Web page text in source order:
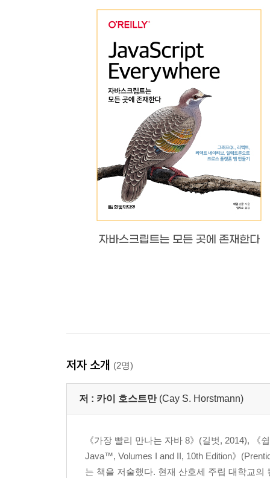
저자 소개 (2명)
저 : 카이 호스트만 (Cay S. Horstmann)
《가장 빨리 만나는 자바 8》(길벗, 2014),
Java™, Volumes I and II, 10th Edition》
는 책을 저술했다. 현재 산호세 주립 대학교